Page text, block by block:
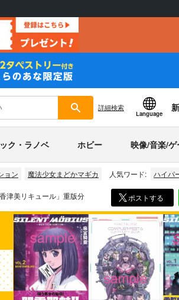
詳細検索
Language
ク・ラノベ ホビー 映像/音楽/ゲ
ョン 魔法少女まどかマギカ 人気ワード: ハイパ
津美リキュール」重版分 ポストする